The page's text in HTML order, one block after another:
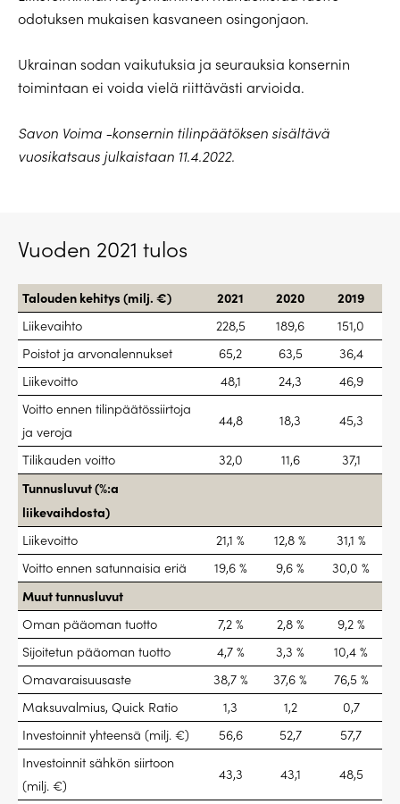
odotuksen mukaisen kasvaneen osingonjaon.
Ukrainan sodan vaikutuksia ja seurauksia konsernin
toimintaan ei voida vielä riittävästi arvioida.
Savon Voima -konsernin tilinpäätöksen sisältävä
vuosikatsaus julkaistaan 11.4.2022.
Vuoden 2021 tulos
Talouden kehitys (milj. €) 2021 2020 2019
Liikevaihto 228,5 189,6
151,0
Poistot ja arvonalennukset
65,2 63,5
36,4
Liikevoitto
48,1 24,3
46,9
Voitto ennen tilinpäätössiirtoja
ja veroja
44,8 18,3 45,3
Tilikauden voitto 32,0 11,6 37,1
Tunnusluvut (%:a
liikevaihdosta)
Liikevoitto 21,1 % 12,8 %
31,1 %
Voitto ennen satunnaisia eriä
19,6 % 9,6 % 30,0 %
Muut tunnusluvut
Oman pääoman tuotto 7,2 % 2,8 %
9,2 %
Sijoitetun pääoman tuotto
4,7 % 3,3 %
10,4 %
Omavaraisuusaste
38,7 % 37,6 %
76,5 %
Maksuvalmius, Quick Ratio
1,3 1,2
0,7
Investoinnit yhteensä (milj. €)
56,6 52,7
57,7
Investoinnit sähkön siirtoon
(milj. €)
43,3 43,1 48,5